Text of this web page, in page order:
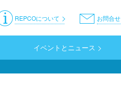
お問合せ
REPCOについて
イベントとニュース